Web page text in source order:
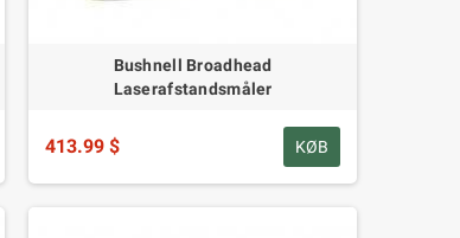
Bushnell Broadhead
Laserafstandsmåler
413.99 $ KØB